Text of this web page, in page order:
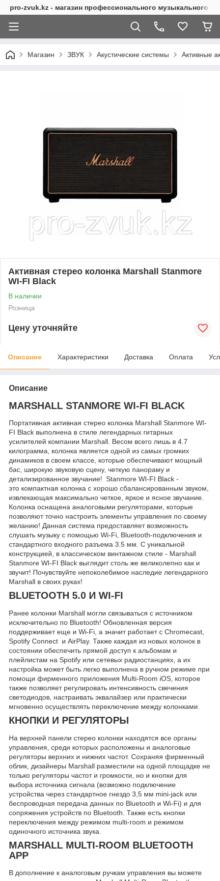
pro-zvuk.kz - магазин профессионального музыкального
Магазин ЗВУК Акустические системы Активные
Активная стерео колонка Marshall Stanmore
WI-FI Black
В наличии
Розница
Цену уточняйте
Описание Характеристики Доставка Оплата
Описание
MARSHALL STANMORE WI-FI BLACK
Портативная активная стерео колонка Marshall Stanmore WI-
FI Black выполнена в стиле легендарных гитарных
усилителей компании Marshall. Весом всего лишь в 4.7
килограмма, колонка является одной из самых громких
динамиков в своем классе, которые обеспечивают мощный
бас, широкую звуковую сцену, четкую панораму и
детализированное звучание! Stanmore WI-FI Black -
это компактная колонка с хорошо сбалансированным звуком,
извлекающая максимально четкое, яркое и ясное звучание.
Колонка оснащена аналоговыми регуляторами, которые
позволяют точно настроить элементы управления по своему
желанию! Данная система предоставляет возможность
слушать музыку с помощью Wi-Fi, Bluetooth-подключения и
стандартного входного разъема 3.5 мм. С уникальной
конструкцией, в классическом винтажном стиле - Marshall
Stanmore WI-FI Black выглядит столь же великолепно как и
звучит! Почувствуйте непоколебимое наследие легендарного
Marshall в своих руках!
BLUETOOTH 5.0 И WI-FI
Ранее колонки Marshall могли связываться с источником
исключительно по Bluetooth! Обновленная версия
поддерживает еще и Wi-Fi, а значит работает с Chromecast,
Spotify Connect и AirPlay. Также каждая из новых колонок в
состоянии обеспечить прямой доступ к альбомам и
плейлистам на Spotify или сетевых радиостанциях, а их
настройка может быть легко выполнена в ручном режиме при
помощи фирменного приложения Multi-Room iOS, которое
также позволяет регулировать интенсивность свечения
светодиодов, настраивать эквалайзер или практически
мгновенно осуществлять переключение между колонками.
КНОПКИ И РЕГУЛЯТОРЫ
На верхней панели стерео колонки находятся все органы
управления, среди которых расположены и аналоговые
регуляторы верхних и нижних частот. Сохраняя фирменный
облик, дизайнеры Marshall разместили на одной площадке не
только регуляторы частот и громкости, но и кнопки для
выбора источника сигнала (возможно подключение
устройства через стандартное гнездо 3,5 мм mini-jack или
беспроводная передача данных по Bluetooth и Wi-Fi) и для
сопряжения устройств по Bluetooth. Также есть кнопки
переключения между режимом multi-room и режимом
одиночного источника звука.
MARSHALL MULTI-ROOM BLUETOOTH
APP
В дополнение к аналоговым ручкам управления вы можете